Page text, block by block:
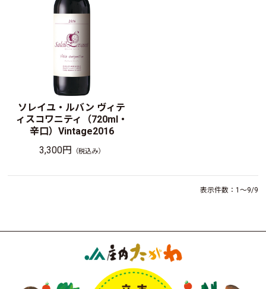
ソレイユ・ルバン ヴィテ
ィスコワニティ（720ml・
辛口）Vintage2016
3,300円 （税込み）
表示件数：1～9/9